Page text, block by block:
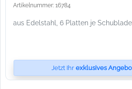
Artikelnummer: 16784
aus Edelstahl, 6 Platten je Schublade
Jetzt Ihr exklusives